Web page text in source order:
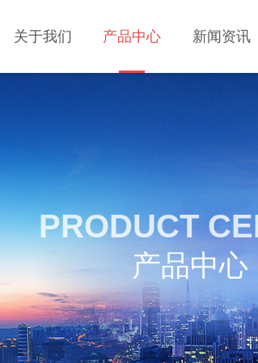
关于我们 产品中心 新闻资讯
PRODUCT
产品中心